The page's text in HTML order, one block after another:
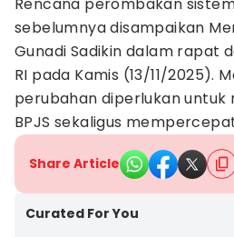
sebelumnya disampaikan
Gunadi Sadikin dalam rapat
RI pada Kamis (13/11/2025).
perubahan diperlukan untuk
BPJS sekaligus
Share Article
Curated For You